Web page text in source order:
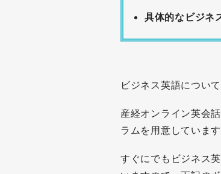
具体的なビジネ
ビジネス英語につい
産経オンライン英会
ラムを用意しています
すぐにでもビジネス